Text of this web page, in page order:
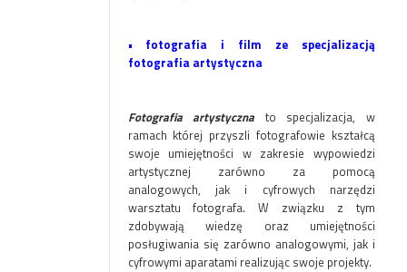
• fotografia i film ze specjalizacją
fotografia artystyczna
Fotografia artystyczna to specjalizacja, w
ramach której przyszli fotografowie kształcą
swoje umiejętności w zakresie wypowiedzi
artystycznej zarówno za pomocą
analogowych, jak i cyfrowych narzędzi
warsztatu fotografa. W związku z tym
zdobywają wiedzę oraz umiejętności
posługiwania się zarówno analogowymi, jak i
cyfrowymi aparatami realizując swoje projekty.